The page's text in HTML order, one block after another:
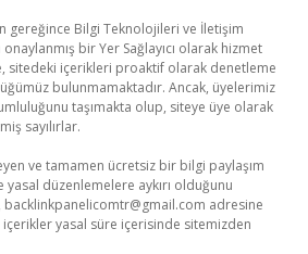
gereğince Bilgi Teknolojileri ve İletişim
bir Yer Sağlayıcı olarak hizmet
sitedeki içerikleri proaktif olarak denetleme
bulunmamaktadır. Ancak, üyelerimiz
taşımakta olup, siteye üye olarak
sayılırlar.
ve tamamen ücretsiz bir bilgi paylaşım
düzenlemelere aykırı olduğunu
backlinkpanelicomtr@gmail.com adresine
yasal süre içerisinde sitemizden